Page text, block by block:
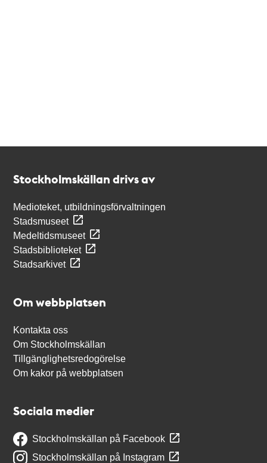
Stockholmskällan drivs av
Medioteket, utbildningsförvaltningen
Stadsmuseet
Medeltidsmuseet
Stadsbiblioteket
Stadsarkivet
Om webbplatsen
Kontakta oss
Om Stockholmskällan
Tillgänglighetsredogörelse
Om kakor på webbplatsen
Sociala medier
Stockholmskällan på Facebook
Stockholmskällan på Instagram